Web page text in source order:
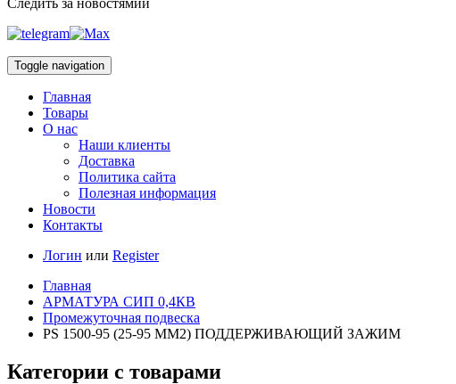
Следить за новостямии
Toggle navigation
Главная
Товары
О нас
Наши клиенты
Доставка
Политика сайта
Полезная информация
Новости
Контакты
Логин или Register
Главная
АРМАТУРА СИП 0,4КВ
Промежуточная подвеска
PS 1500-95 (25-95 ММ2) ПОДДЕРЖИВАЮЩИЙ ЗАЖИМ
Категории с товарами